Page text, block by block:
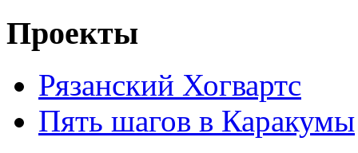
Проекты
Рязанский Хогвартс
Пять шагов в Каракумы